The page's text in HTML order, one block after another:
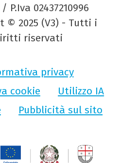
P.Iva 02437210996
© 2025 (V3) - Tutti i
riservati
privacy
cookie
Utilizzo IA
Pubblicità sul sito